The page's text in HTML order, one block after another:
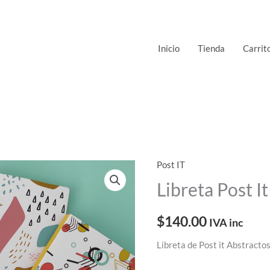
Inicio Tienda
Post IT
Libreta Post
$140.00 IVA inc
Libreta de Post it
Libreta
Post
It
Abstractos